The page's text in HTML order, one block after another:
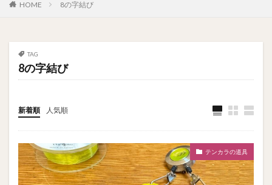
HOME 8の字結び
TAG
8の字結び
新着順 人気順
テンカラの道具